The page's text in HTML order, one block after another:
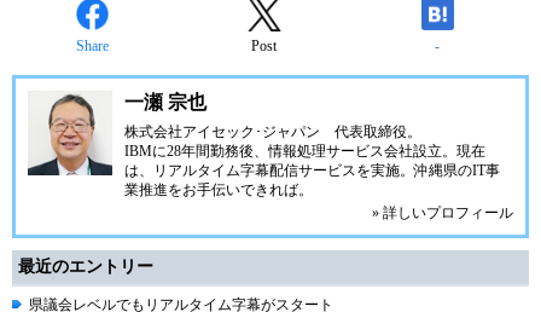
Share Post -
一瀬 宗也
株式会社アイセック･ジャパン 代表取締役。
IBMに28年間勤務後、情報処理サービス会社設立。現在
は、リアルタイム字幕配信サービスを実施。沖縄県のIT事
業推進をお手伝いできれば。
» 詳しいプロフィール
最近のエントリー
県議会レベルでもリアルタイム字幕がスタート